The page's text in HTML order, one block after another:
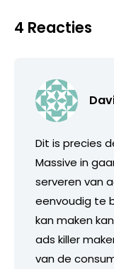
4 Reacties
Dit is precies
Massive in
serveren van
eenvoudig te
kan maken
ads killer
van de